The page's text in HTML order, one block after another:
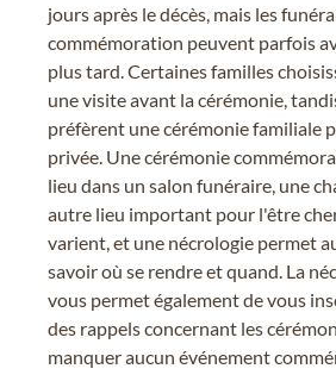
jours après le décès, mais les
commémoration peuvent parfois
plus tard. Certaines familles
une visite avant la cérémonie,
préfèrent une cérémonie familiale
privée. Une cérémonie
lieu dans un salon funéraire, une
autre lieu important pour l'être
varient, et une nécrologie permet
savoir où se rendre et quand. La
vous permet également de vous
des rappels concernant les
manquer aucun événement